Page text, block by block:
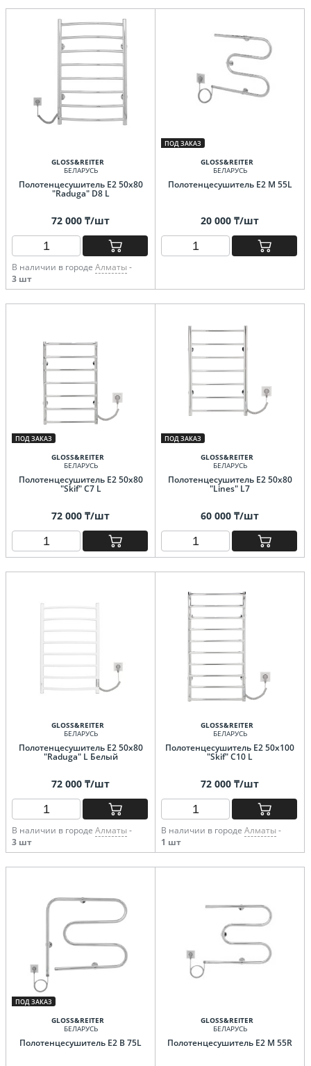
GLOSS&REITER
БЕЛАРУСЬ
Полотенцесушитель E2 50x80
"Raduga" D8 L
72 000 ₸/шт
В наличии в городе Алматы -
3 шт
ПОД ЗАКАЗ
GLOSS&REITER
БЕЛАРУСЬ
Полотенцесушитель E2 M 55L
20 000 ₸/шт
ПОД ЗАКАЗ
GLOSS&REITER
БЕЛАРУСЬ
Полотенцесушитель E2 50x80
"Skif" C7 L
72 000 ₸/шт
ПОД ЗАКАЗ
GLOSS&REITER
БЕЛАРУСЬ
Полотенцесушитель E2 50х80
"Lines" L7
60 000 ₸/шт
GLOSS&REITER
БЕЛАРУСЬ
Полотенцесушитель E2 50х80
"Raduga" L Белый
72 000 ₸/шт
В наличии в городе Алматы -
3 шт
GLOSS&REITER
БЕЛАРУСЬ
Полотенцесушитель E2 50x100
"Skif" C10 L
72 000 ₸/шт
В наличии в городе Алматы -
1 шт
ПОД ЗАКАЗ
GLOSS&REITER
БЕЛАРУСЬ
Полотенцесушитель E2 B 75L
GLOSS&REITER
БЕЛАРУСЬ
Полотенцесушитель E2 M 55R